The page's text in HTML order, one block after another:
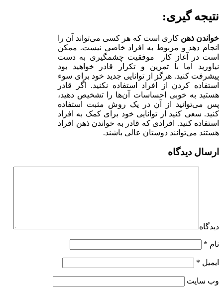
نتیجه گیری:
خواندن ذهن کاری است که هر کسی می‌تواند آن را
انجام دهد و مربوط به افراد خاصی نیست. ممکن
است در آغاز کار موفقیت چشمگیری به دست
نیاورید اما با تمرین و تکرار قادر خواهید بود
پیشرفت کنید. هرگز از توانایی جدید خود برای سوء
استفاده کردن از افراد استفاده نکنید. اگر قادر
هستید به خوبی احساسات آن‌ها را تشخیص دهید،
پس می‌توانید از آن در یک روش مثبت استفاده
کنید. سعی کنید از توانایی خود برای کمک به افراد
استفاده کنید. افرادی که قادر به خواندن ذهن افراد
هستند می‌توانند دوستان عالی باشند.
ارسال دیدگاه
دیدگاه
نام *
ایمیل *
وب‌ سایت